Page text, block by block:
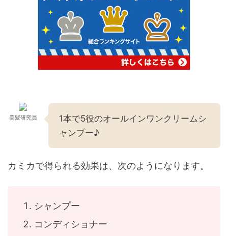
美髪研究員
1本で5役のオールインワンクリームシ
ャンプー♪
カミカで得られる効果は、次のようになります。
シャンプー
コンディショナー